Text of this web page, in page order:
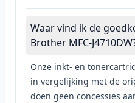
Waar vind ik de
Brother MFC-
Onze inkt- en
in vergelijking met de
doen geen concessies